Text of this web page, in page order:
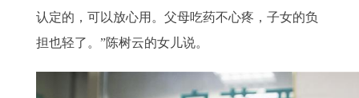
认定的，可以放心用。父母吃药不心疼，子女的负
担也轻了。”陈树云的女儿说。